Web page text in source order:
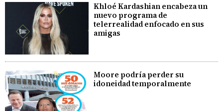
Khloé Kardashian encabeza un
nuevo programa de
telerrealidad enfocado en sus
amigas
Moore podría perder su
idoneidad temporalmente